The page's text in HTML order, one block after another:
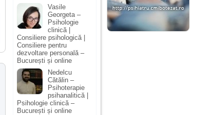
Vasile
Georgeta –
Psihologie
clinică |
Consiliere psihologică |
Consiliere pentru
dezvoltare personală –
București și online
Nedelcu
Cătălin –
Psihoterapie
psihanalitică |
Psihologie clinică –
București și online